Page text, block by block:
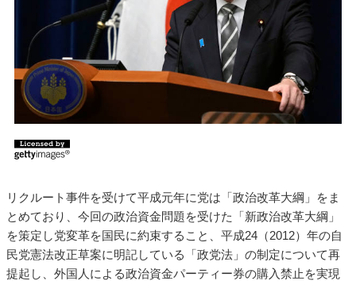
リクルート事件を受けて平成元年に党は「政治改革大綱」をま
とめており、今回の政治資金問題を受けた「新政治改革大綱」
を策定し党変革を国民に約束すること、平成24（2012）年の自
民党憲法改正草案に明記している「政党法」の制定について再
提起し、外国人による政治資金パーティー券の購入禁止を実現